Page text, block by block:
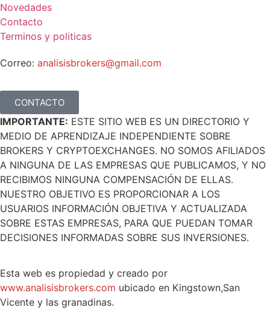
Novedades
Contacto
Terminos y politicas
Correo: analisisbrokers@gmail.com
CONTACTO
IMPORTANTE: ESTE SITIO WEB ES UN DIRECTORIO Y
MEDIO DE APRENDIZAJE INDEPENDIENTE SOBRE
BROKERS Y CRYPTOEXCHANGES. NO SOMOS AFILIADOS
A NINGUNA DE LAS EMPRESAS QUE PUBLICAMOS, Y NO
RECIBIMOS NINGUNA COMPENSACIÓN DE ELLAS.
NUESTRO OBJETIVO ES PROPORCIONAR A LOS
USUARIOS INFORMACIÓN OBJETIVA Y ACTUALIZADA
SOBRE ESTAS EMPRESAS, PARA QUE PUEDAN TOMAR
DECISIONES INFORMADAS SOBRE SUS INVERSIONES.
Esta web es propiedad y creado por
www.analisisbrokers.com ubicado en Kingstown,San
Vicente y las granadinas.